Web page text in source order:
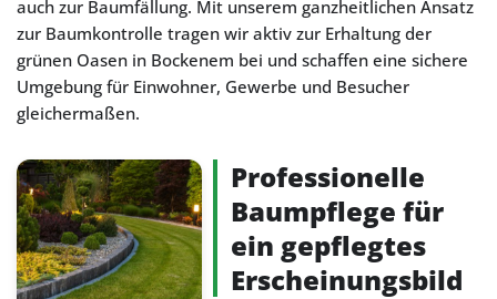
auch zur Baumfällung. Mit unserem ganzheitlichen Ansatz
zur Baumkontrolle tragen wir aktiv zur Erhaltung der
grünen Oasen in Bockenem bei und schaffen eine sichere
Umgebung für Einwohner, Gewerbe und Besucher
gleichermaßen.
Professionelle
Baumpflege für
ein gepflegtes
Erscheinungsbild